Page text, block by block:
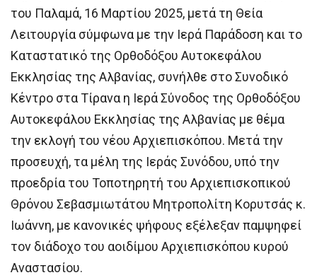
του Παλαμά, 16 Μαρτίου 2025, μετά τη Θεία
Λειτουργία σύμφωνα με την Ιερά Παράδοση και το
Καταστατικό της Ορθοδόξου Αυτοκεφάλου
Εκκλησίας της Αλβανίας, συνήλθε στο Συνοδικό
Κέντρο στα Τίρανα η Ιερά Σύνοδος της Ορθοδόξου
Αυτοκεφάλου Εκκλησίας της Αλβανίας με θέμα
την εκλογή του νέου Αρχιεπισκόπου. Μετά την
προσευχή, τα μέλη της Ιεράς Συνόδου, υπό την
προεδρία του Τοποτηρητή του Αρχιεπισκοπικού
Θρόνου Σεβασμιωτάτου Μητροπολίτη Κορυτσάς κ.
Ιωάννη, με κανονικές ψήφους εξέλεξαν παμψηφεί
τον διάδοχο του αοιδίμου Αρχιεπισκόπου κυρού
Αναστασίου.